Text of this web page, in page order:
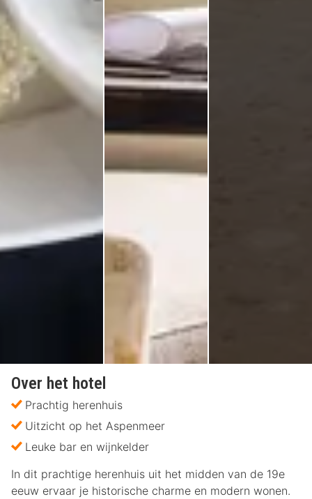
Over het hotel
Prachtig herenhuis
Uitzicht op het Aspenmeer
Leuke bar en wijnkelder
In dit prachtige herenhuis uit het midden van de 19e
eeuw ervaar je historische charme en modern wonen.